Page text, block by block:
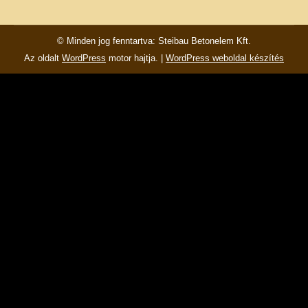
© Minden jog fenntartva: Steibau Betonelem Kft.
Az oldalt WordPress motor hajtja. | WordPress weboldal készítés